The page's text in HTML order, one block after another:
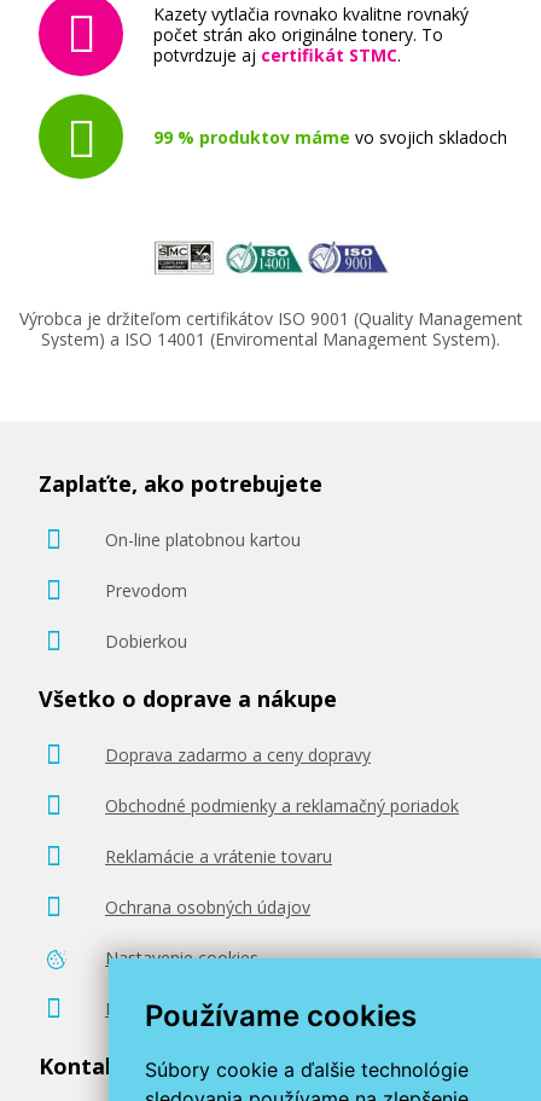
Používame cookies
Súbory cookie a ďalšie technológie
Kazety vytlačia rovnako kvalitne rovnaký
počet strán ako originálne tonery. To
potvrdzuje aj certifikát STMC.
99 % produktov máme vo svojich skladoch
Výrobca je držiteľom certifikátov ISO 9001 (Quality Management
System) a ISO 14001 (Enviromental Management System).
Zaplaťte, ako potrebujete
On-line platobnou kartou
Prevodom
Dobierkou
Všetko o doprave a nákupe
Doprava zadarmo a ceny dopravy
Obchodné podmienky a reklamačný poriadok
Reklamácie a vrátenie tovaru
Ochrana osobných údajov
Nastavenie cookies
Poradenstvo zadarmo
Kontaktujte nás